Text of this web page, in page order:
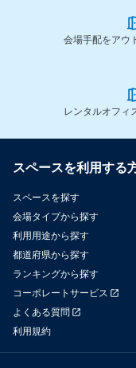
会場手配をアウ
レンタルオフィ
スペースを利用する
スペースを探す
会場タイプから探す
利用用途から探す
都道府県から探す
ランキングから探す
コーポレートサービス
よくある質問
利用規約